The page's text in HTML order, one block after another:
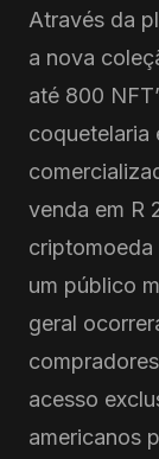
Através da
a nova
até 800
coquetelaria
venda em R
um público
geral
acesso
americanos